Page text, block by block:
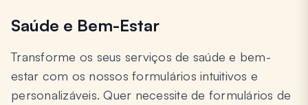
Saúde e Bem-Estar
Transforme os seus serviços de saúde e bem-
estar com os nossos formulários intuitivos e
personalizáveis. Quer necessite de formulários de